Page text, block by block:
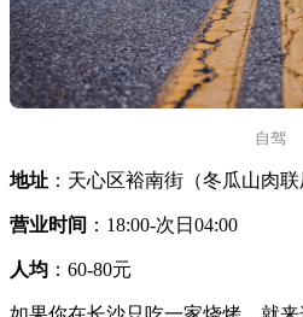
自驾
地址 ：天心区裕南街（冬瓜山肉联
营业时间 ：18:00-次日04:00
人均 ：60-80元